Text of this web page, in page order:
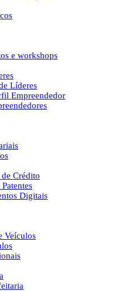
e workshops
Líderes
Empreendedor
Crédito
Digitais
Veículos